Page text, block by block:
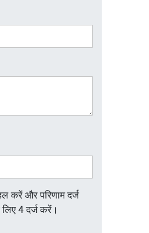
करें और परिणाम दर्ज
4 दर्ज करें।